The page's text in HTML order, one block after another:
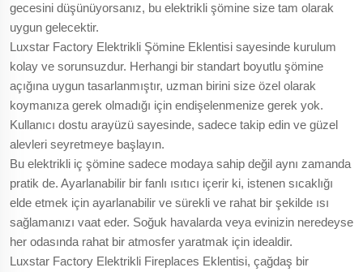
gecesini düşünüyorsanız, bu elektrikli şömine size tam olarak
uygun gelecektir.
Luxstar Factory Elektrikli Şömine Eklentisi sayesinde kurulum
kolay ve sorunsuzdur. Herhangi bir standart boyutlu şömine
açığına uygun tasarlanmıştır, uzman birini size özel olarak
koymanıza gerek olmadığı için endişelenmenize gerek yok.
Kullanıcı dostu arayüzü sayesinde, sadece takip edin ve güzel
alevleri seyretmeye başlayın.
Bu elektrikli iç şömine sadece modaya sahip değil aynı zamanda
pratik de. Ayarlanabilir bir fanlı ısıtıcı içerir ki, istenen sıcaklığı
elde etmek için ayarlanabilir ve sürekli ve rahat bir şekilde ısı
sağlamanızı vaat eder. Soğuk havalarda veya evinizin neredeyse
her odasında rahat bir atmosfer yaratmak için idealdir.
Luxstar Factory Elektrikli Fireplaces Eklentisi, çağdaş bir